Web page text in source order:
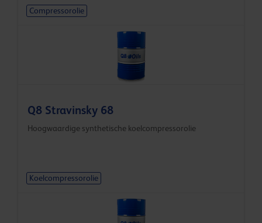
Compressorolie
Q8 Stravinsky 68
Hoogwaardige synthetische koelcompressorolie
Koelcompressorolie